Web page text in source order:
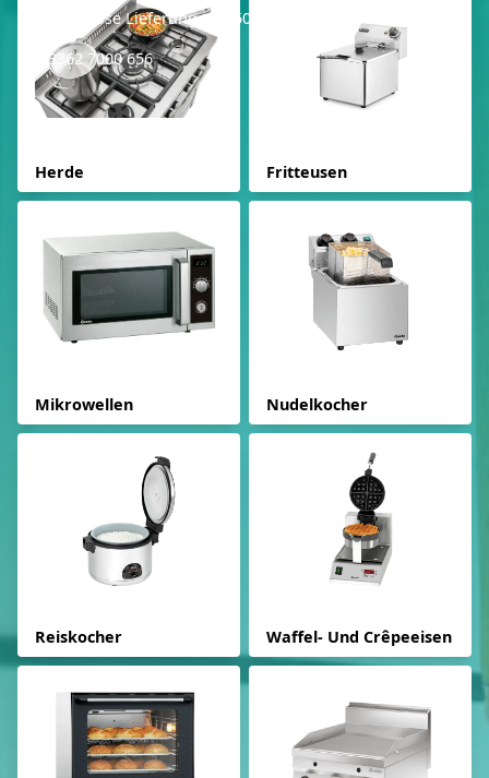
Kostenlose Lieferung ab 250€ netto
03362 7000 656
Herde Fritteusen
Mikrowellen Nudelkocher
Reiskocher Waffel- Und Crêpeeisen